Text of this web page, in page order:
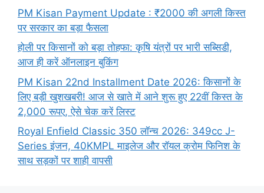
PM Kisan Payment Update : ₹2000 की अगली किस्त
पर सरकार का बड़ा फैसला
होली पर किसानों को बड़ा तोहफा: कृषि यंत्रों पर भारी सब्सिडी,
आज ही करें ऑनलाइन बुकिंग
PM Kisan 22nd Installment Date 2026: किसानों के
लिए बड़ी खुशखबरी! आज से खाते में आने शुरू हुए 22वीं किस्त के
2,000 रूपए, ऐसे चेक करें लिस्ट
Royal Enfield Classic 350 लॉन्च 2026: 349cc J-
Series इंजन, 40KMPL माइलेज और रॉयल क्रोम फिनिश के
साथ सड़कों पर शाही वापसी